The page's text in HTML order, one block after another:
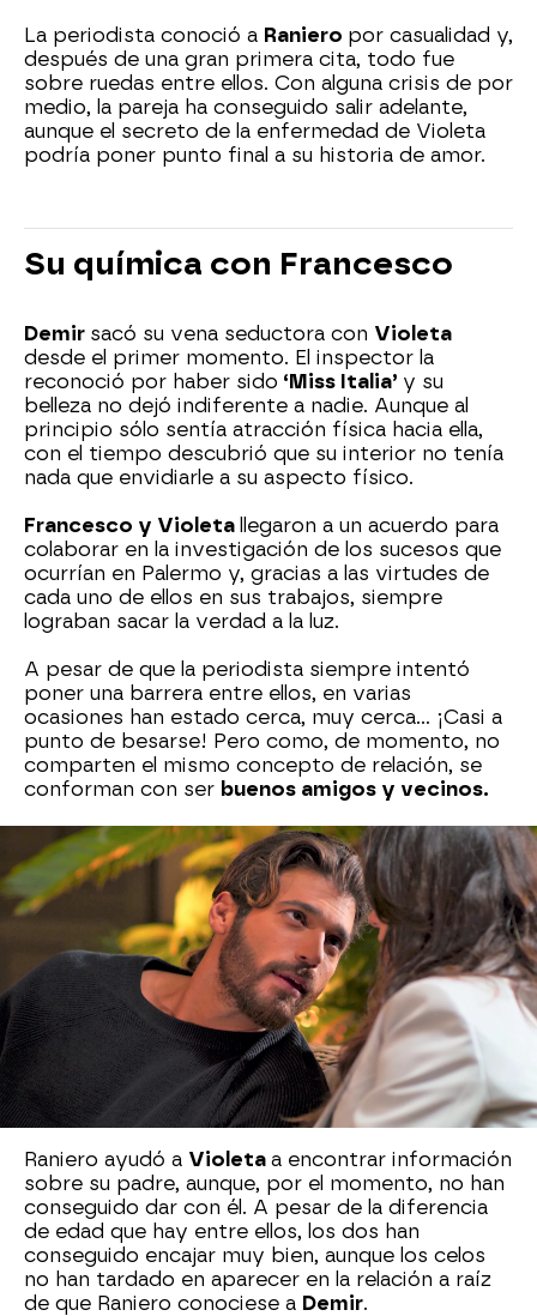
La periodista conoció a Raniero por casualidad y,
después de una gran primera cita, todo fue
sobre ruedas entre ellos. Con alguna crisis de por
medio, la pareja ha conseguido salir adelante,
aunque el secreto de la enfermedad de Violeta
podría poner punto final a su historia de amor.
Su química con Francesco
Demir sacó su vena seductora con Violeta
desde el primer momento. El inspector la
reconoció por haber sido ‘Miss Italia’ y su
belleza no dejó indiferente a nadie. Aunque al
principio sólo sentía atracción física hacia ella,
con el tiempo descubrió que su interior no tenía
nada que envidiarle a su aspecto físico.
Francesco y Violeta llegaron a un acuerdo para
colaborar en la investigación de los sucesos que
ocurrían en Palermo y, gracias a las virtudes de
cada uno de ellos en sus trabajos, siempre
lograban sacar la verdad a la luz.
A pesar de que la periodista siempre intentó
poner una barrera entre ellos, en varias
ocasiones han estado cerca, muy cerca… ¡Casi a
punto de besarse! Pero como, de momento, no
comparten el mismo concepto de relación, se
conforman con ser buenos amigos y vecinos.
Su compromiso con Raniero
Violeta y Raniero
se conocieron a raíz de un
pequeño accidente y el joven no dejó pasar la
ocasión para pedirle una cita a la periodista.La
velada fue sobre ruedasy, a pesar de que su
historia empezó con mentiras, ambos decidieron
darse una oportunidad.
Raniero ayudó a Violeta a encontrar información
sobre su padre, aunque, por el momento, no han
conseguido dar con él. A pesar de la diferencia
de edad que hay entre ellos, los dos han
conseguido encajar muy bien, aunque los celos
no han tardado en aparecer en la relación a raíz
de que Raniero conociese a Demir.